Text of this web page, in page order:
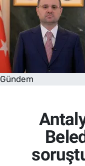
Gündem